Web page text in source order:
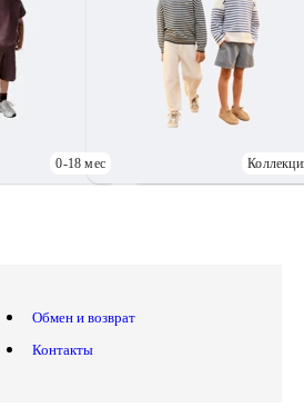
0-18 мес
Обмен и возврат
Контакты